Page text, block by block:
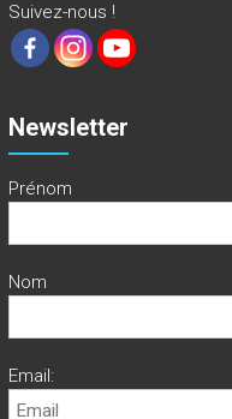
Suivez-nous !
Newsletter
Prénom
Nom
Email: